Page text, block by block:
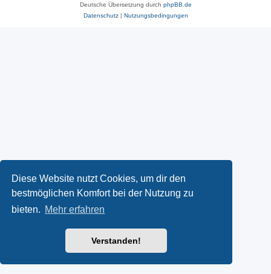
Diese Website nutzt Cookies, um dir den
bestmöglichen Komfort bei der Nutzung zu
bieten. Mehr erfahren
Verstanden!
Deutsche Übersetzung durch phpBB.de
Datenschutz| Nutzungsbedingungen